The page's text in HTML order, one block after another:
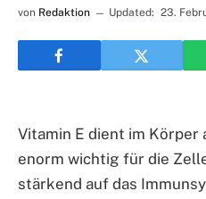
von Redaktion Updated: 23.
Vitamin E dient im Körper
enorm wichtig für die
stärkend auf das